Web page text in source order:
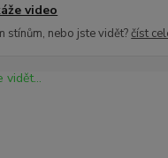
video
stínům, nebo jste vidět?číst